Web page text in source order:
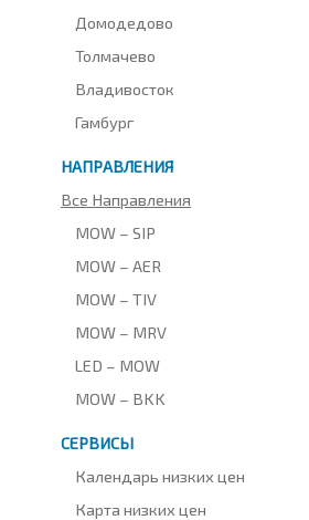
Домодедово
Толмачево
Владивосток
Гамбург
НАПРАВЛЕНИЯ
Все Направления
MOW – SIP
MOW – AER
MOW – TIV
MOW – MRV
LED – MOW
MOW – BKK
СЕРВИСЫ
Календарь низких цен
Карта низких цен